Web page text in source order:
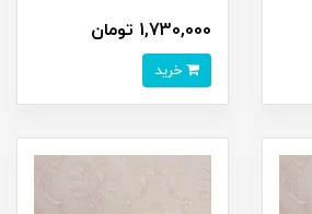
1,730,000 تومان